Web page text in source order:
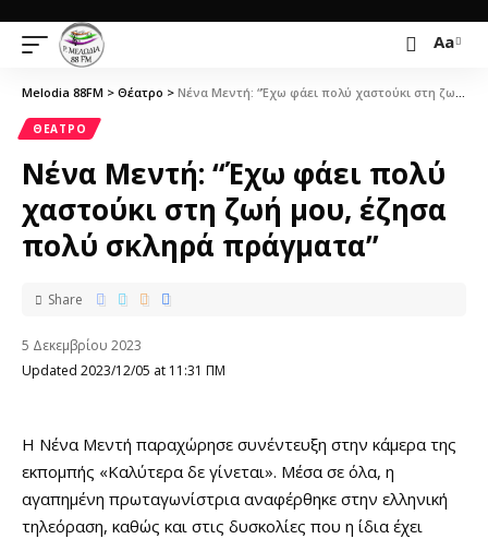
Aa
Melodia 88FM > Θέατρο > Νένα Μεντή: “Έχω φάει πολύ χαστούκι στη ζωή μου, έζησα πολύ σκληρά πράγματα”
ΘΈΑΤΡΟ
Νένα Μεντή: “Έχω φάει πολύ
χαστούκι στη ζωή μου, έζησα
πολύ σκληρά πράγματα”
5 Δεκεμβρίου 2023
Updated 2023/12/05 at 11:31 ΠΜ
Share
H Νένα Μεντή παραχώρησε συνέντευξη στην κάμερα της
εκπομπής «Καλύτερα δε γίνεται». Μέσα σε όλα, η
αγαπημένη πρωταγωνίστρια αναφέρθηκε στην ελληνική
τηλεόραση, καθώς και στις δυσκολίες που η ίδια έχει